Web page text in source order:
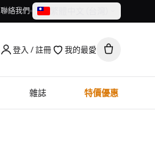
聯絡我們
繁體中文（台灣）
登入 / 註冊 我的最愛
雜誌 特價優惠